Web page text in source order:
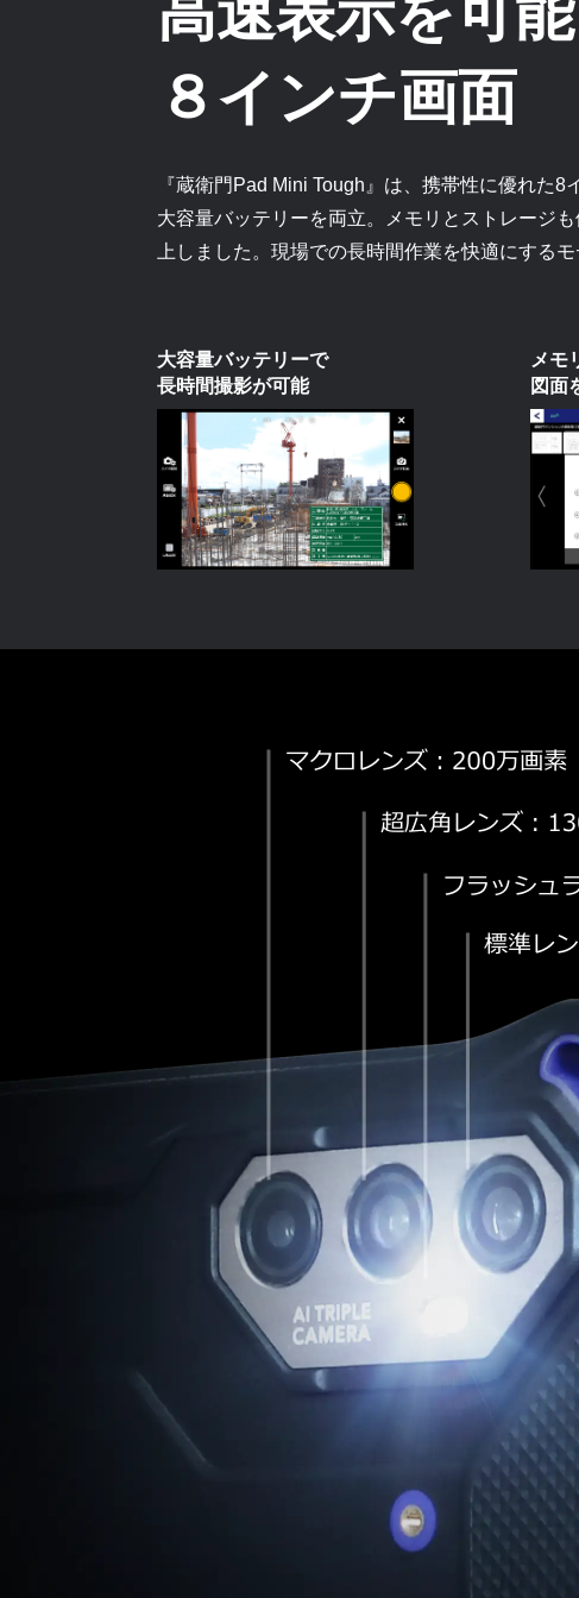
高速表示を可
８インチ画面
『蔵衛門Pad Mini Tough』は、携帯性に優れた8
大容量バッテリーを両立。メモリとストレージ
上しました。現場での長時間作業を快適にするモ
大容量バッテリーで
長時間撮影が可能
メモ
図面